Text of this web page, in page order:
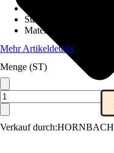
Verkauf durch:HORNBACH
Stärke
Material
Mehr Artikeldetails
Menge (ST)